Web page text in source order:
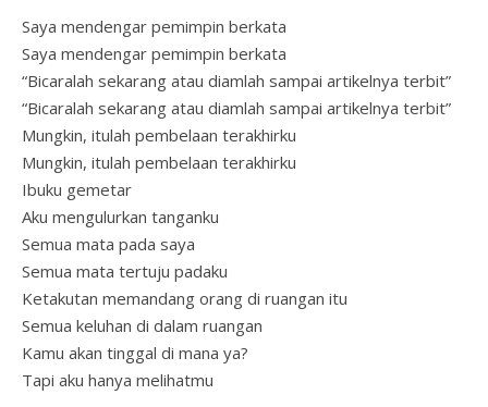
Saya mendengar pemimpin berkata
Saya mendengar pemimpin berkata
“Bicaralah sekarang atau diamlah sampai artikelnya terbit”
“Bicaralah sekarang atau diamlah sampai artikelnya terbit”
Mungkin, itulah pembelaan terakhirku
Mungkin, itulah pembelaan terakhirku
Ibuku gemetar
Aku mengulurkan tanganku
Semua mata pada saya
Semua mata tertuju padaku
Ketakutan memandang orang di ruangan itu
Semua keluhan di dalam ruangan
Kamu akan tinggal di mana ya?
Tapi aku hanya melihatmu